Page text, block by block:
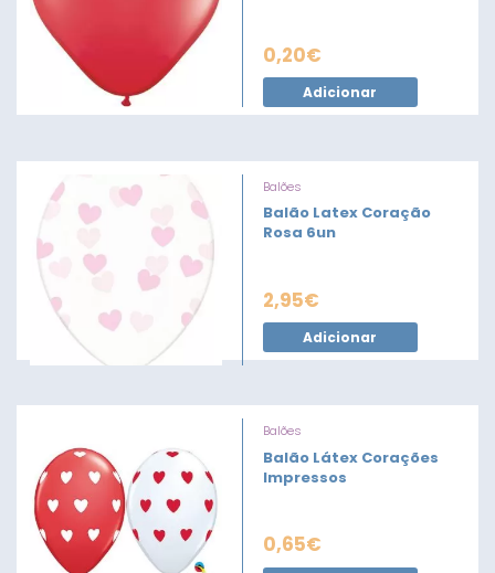
0,20€
Adicionar
Balões
Balão Latex Coração
Rosa 6un
2,95€
Adicionar
Balões
Balão Látex Corações
Impressos
0,65€